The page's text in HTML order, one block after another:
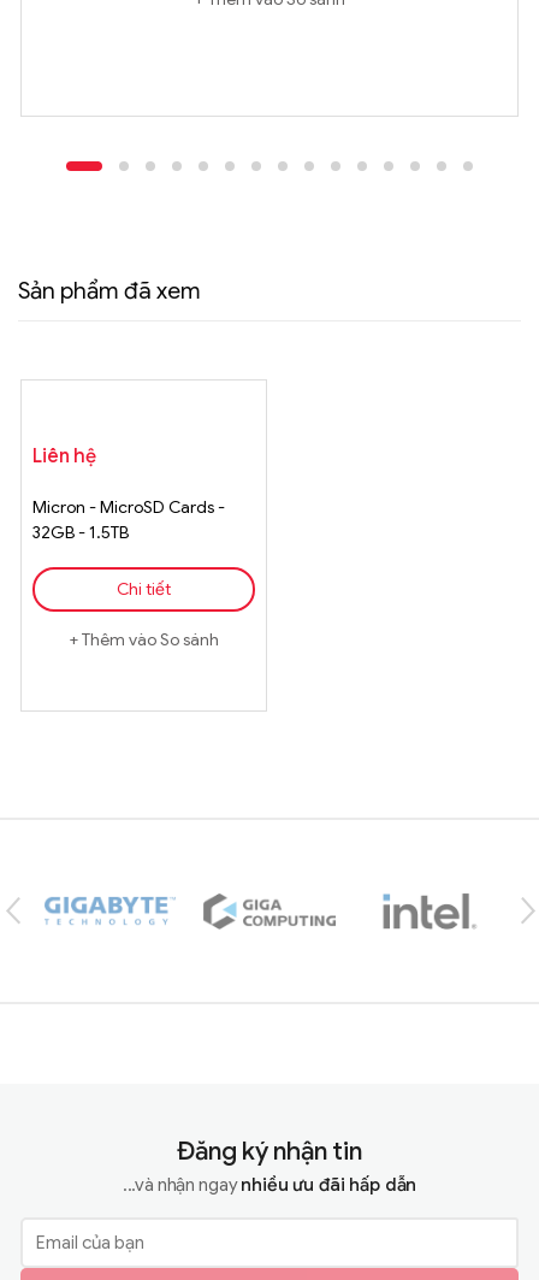
Sản phẩm đã xem
Liên hệ
Micron - MicroSD Cards -
32GB - 1.5TB
Chi tiết
Thêm vào So sánh
Đăng ký nhận tin
...và nhận ngaynhiều ưu đãi hấp dẫn